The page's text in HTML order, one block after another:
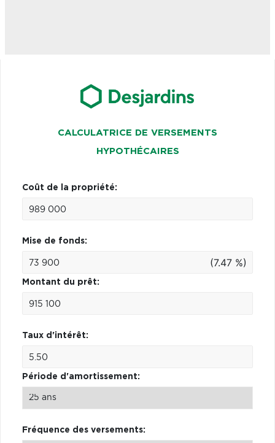
CALCULATRICE DE VERSEMENTS
HYPOTHÉCAIRES
Coût de la propriété:
Mise de fonds:
(7.47 %)
Montant du prêt:
Taux d'intérêt:
Période d'amortissement:
Fréquence des versements: